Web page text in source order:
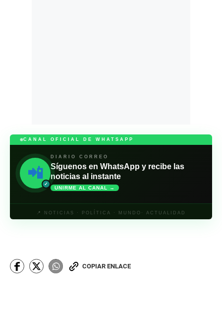
CANAL OFICIAL DE WHATSAPP
📲
✓
DIARIO CORREO
Síguenos en WhatsApp y recibe las
noticias al instante
UNIRME AL CANAL →
📍 NOTICIAS · POLÍTICA · MUNDO· ACTUALIDAD
COPIAR ENLACE